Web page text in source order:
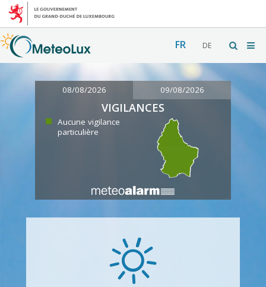
FR DE
08/08/2026 09/08/2026
VIGILANCES
Aucune vigilance
particulière